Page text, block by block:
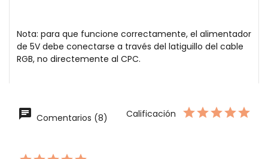
Nota: para que funcione correctamente, el alimentador
de 5V debe conectarse a través del latiguillo del cable
RGB, no directemente al CPC.
Comentarios (8) Calificación